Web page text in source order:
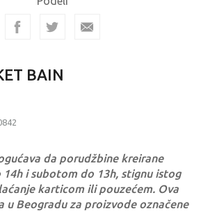
BAIN
da porudžbine kreirane
i subotom do 13h, stignu istog
karticom ili pouzećem. Ova
u Beogradu za proizvode označene